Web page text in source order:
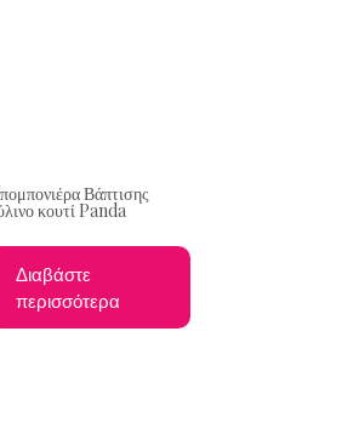
Βάπτισης
κουτί Panda
Διαβάστε
περισσότερα